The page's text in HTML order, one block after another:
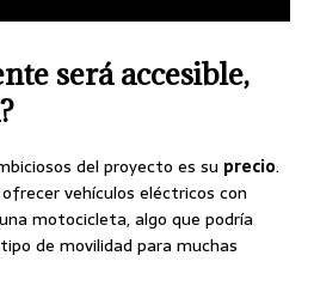
será accesible,
del proyecto es su precio.
vehículos eléctricos con
motocicleta, algo que podría
de movilidad para muchas